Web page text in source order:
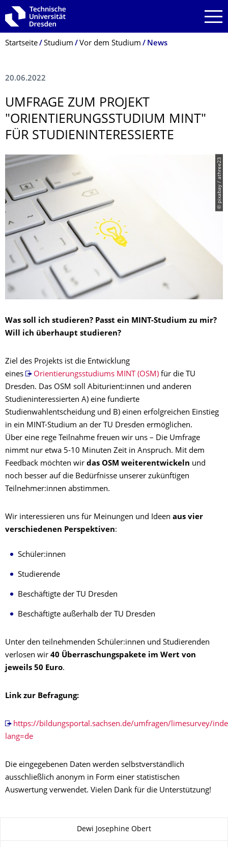
Zur Hauptnavigation springen
Zur Suche springen
Zum Inhalt springen
Breadcrumb-Menü
Startseite Studium Vor dem Studium News
20.06.2022
UMFRAGE ZUM PROJEKT
"ORIENTIERUNGS­STUDIUM MINT"
FÜR STUDIENINTERES­SIERTE
© pixabay / athree23
Was soll ich studieren? Passt ein MINT-Studium zu mir?
Will ich überhaupt studieren?
Ziel des Projekts ist die Entwicklung
eines
Orientierungsstudiums MINT (OSM) für die TU
Dresden. Das OSM soll Abiturient:innen und anderen
Studieninteressierten A) eine fundierte
Studienwahlentscheidung und B) einen erfolgreichen Einstieg
in ein MINT-Studium an der TU Dresden ermöglichen.
Über eine rege Teilnahme freuen wir uns – Die Umfrage
nimmt nur etwa 5-10 Minuten Zeit in Anspruch. Mit dem
Feedback möchten wir das OSM weiterentwickeln und
noch besser auf die Bedürfnisse unserer zukünftigen
Teilnehmer:innen abstimmen.
Wir interessieren uns für Meinungen und Ideen aus vier
verschiedenen Perspektiven:
Schüler:innen
Studierende
Beschäftigte der TU Dresden
Beschäftigte außerhalb der TU Dresden
Unter den teilnehmenden Schüler:innen und Studierenden
verlosen wir 40 Überraschungspakete im Wert von
jeweils 50 Euro.
Link zur Befragung:
https://bildungsportal.sachsen.de/umfragen/limesurvey/
lang=de
Die eingegebenen Daten werden selbstverständlich
ausschließlich anonym in Form einer statistischen
Auswertung verwendet. Vielen Dank für die Unterstützung!
Zu dieser SeiteDewi Josephine Obert